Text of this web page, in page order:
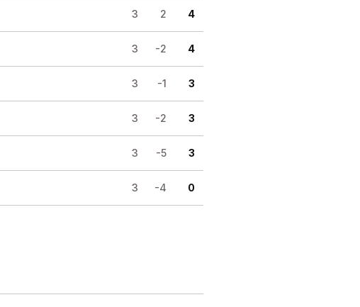
3 2 4
3 -2 4
3 -1 3
3 -2 3
3 -5 3
3 -4 0